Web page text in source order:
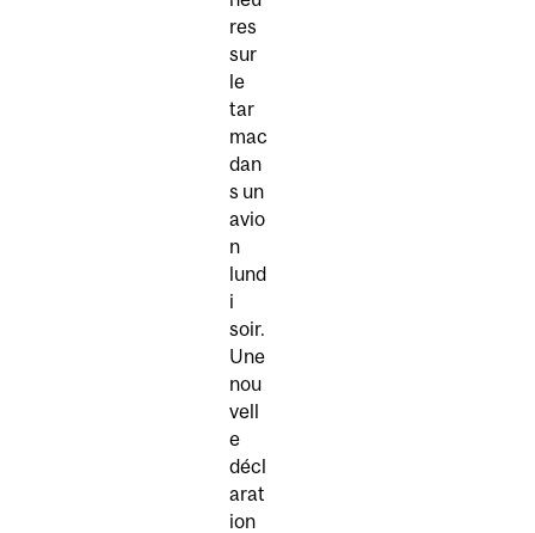
res
sur
le
tar
mac
dan
s un
avio
n
lund
i
soir.
Une
nou
vell
e
décl
arat
ion